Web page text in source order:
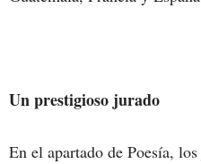
Un prestigioso jurado
En el apartado de Poesía,